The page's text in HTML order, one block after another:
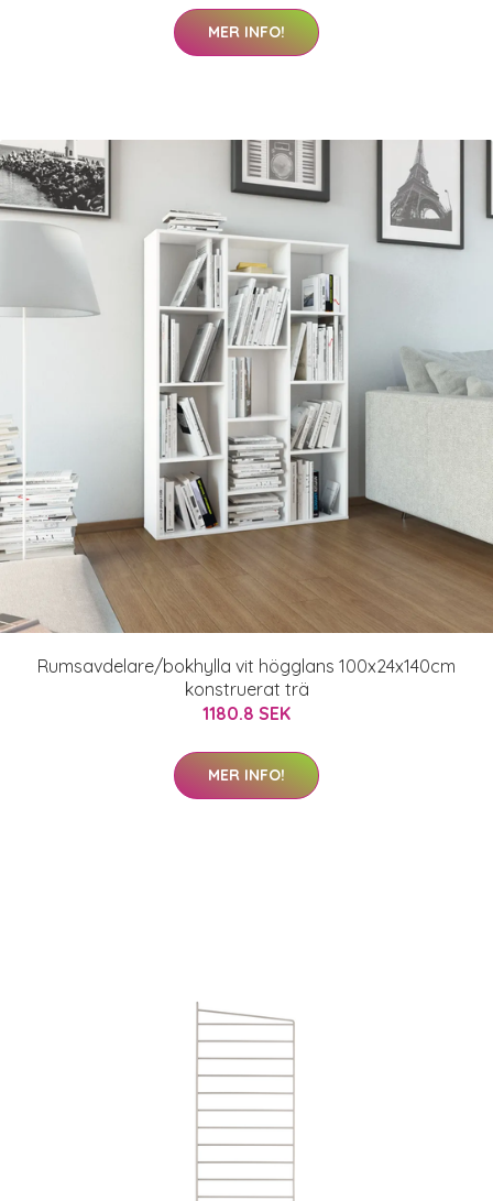
MER INFO!
Rumsavdelare/bokhylla vit högglans 100x24x140cm
konstruerat trä
1180.8 SEK
MER INFO!